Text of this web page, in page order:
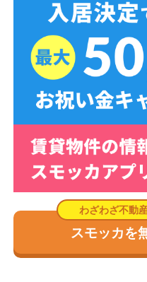
スモッカを